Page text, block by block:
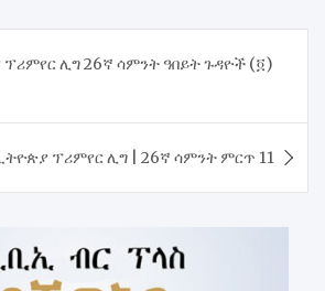
ሊግ 26ኛ ሳምንት ዓበይት ጉዳዮች (፬)
ፕሪምየር ሊግ | 26ኛ ሳምንት ምርጥ 11